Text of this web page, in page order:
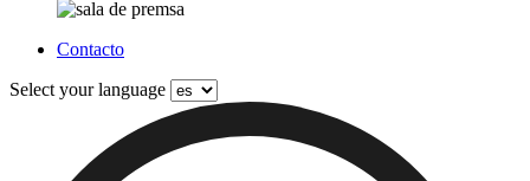
Contacto
Select your language